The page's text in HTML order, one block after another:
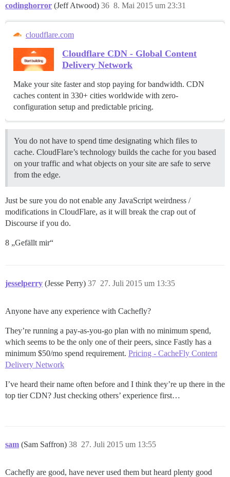
codinghorror (Jeff Atwood) 8. Mai 2015 um 23:31
36
cloudflare.com
Cloudflare CDN - Global Content
Delivery Network
Make your site faster and stop paying for bandwidth. CDN
caches content in 330+ cities worldwide with zero-
configuration setup and predictable pricing.
You do not have to spend time designating which files to
cache. CloudFlare’s technology builds the cache for you based
on your traffic and what objects on your site are safe to serve
from the edge.
Just be sure you do not enable any JavaScript weirdness /
modifications in CloudFlare, as it will break the crap out of
Discourse if you do.
8 „Gefällt mir“
jesselperry (Jesse Perry) 27. Juli 2015 um 13:35
37
Anyone have any experience with Cachefly?
They’re running a pay-as-you-go plan with no minimum spend,
which seems to be the only one of their peers, since Fastly has a
minimum $50/mo spend requirement. Pricing - CacheFly Content
Delivery Network
I’ve heard their name often before and I think they’re up there in the
top tier CDN? Just checking others’ experience first…
sam (Sam Saffron) 27. Juli 2015 um 13:55
38
Cachefly are good, have never used them but heard plenty good